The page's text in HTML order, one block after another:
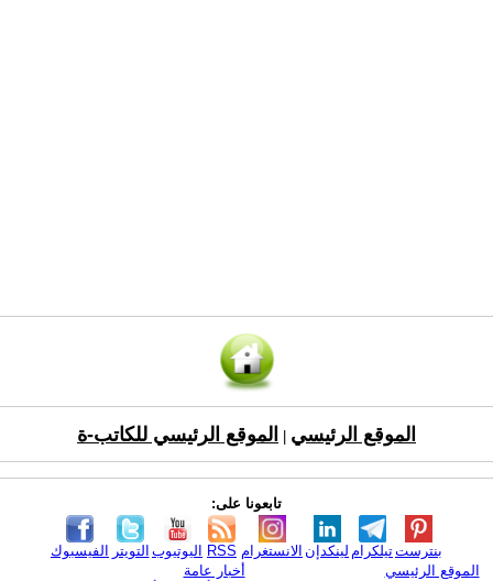
الموقع الرئيسي الموقع الرئيسي للكاتب-ة
تابعونا على:
الفيسبوك التويتر اليوتيوب RSS الانستغرام لينكدإن تيلكرامبنترست
الموقع الرئيسي
أخبار عامة